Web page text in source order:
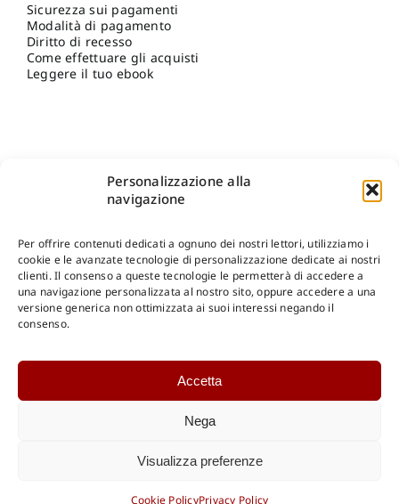
Personalizzazione alla
navigazione
Per offrire contenuti dedicati a ognuno dei nostri lettori, utilizziamo i
cookie e le avanzate tecnologie di personalizzazione dedicate ai nostri
clienti. Il consenso a queste tecnologie le permetterà di accedere a
una navigazione personalizzata al nostro sito, oppure accedere a una
versione generica non ottimizzata ai suoi interessi negando il
consenso.
Accetta
Nega
Visualizza preferenze
Cookie PolicyPrivacy Policy
Sicurezza sui pagamenti
Modalità di pagamento
Diritto di recesso
Come effettuare gli acquisti
Leggere il tuo ebook
Shop Gangemi Editore-Pagamenti Sicuri e anche Rateali
Catalogo Online
Catalogo Internazionale
DOWNLOAD
Catalogo Internazionale